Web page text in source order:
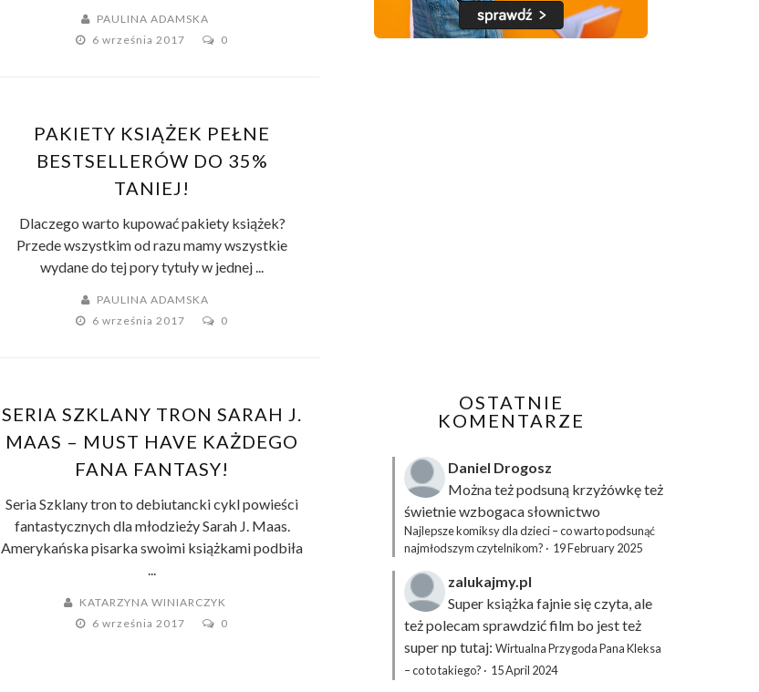
PAULINA ADAMSKA
6 września 2017
0
PAKIETY KSIĄŻEK PEŁNE
BESTSELLERÓW DO 35%
TANIEJ!
Dlaczego warto kupować pakiety książek?
Przede wszystkim od razu mamy wszystkie
wydane do tej pory tytuły w jednej ...
PAULINA ADAMSKA
6 września 2017
0
SERIA SZKLANY TRON SARAH J.
MAAS – MUST HAVE KAŻDEGO
FANA FANTASY!
Seria Szklany tron to debiutancki cykl powieści
fantastycznych dla młodzieży Sarah J. Maas.
Amerykańska pisarka swoimi książkami podbiła
...
KATARZYNA WINIARCZYK
6 września 2017
0
OSTATNIE
KOMENTARZE
Daniel Drogosz
Można też podsuną krzyżówkęteż
świetnie wzbogaca słownictwo
Najlepsze komiksy dla dzieci – co warto podsunąć
najmłodszym czytelnikom? · 19 February 2025
zalukajmy.pl
Super książka fajnie się czyta, ale
też polecam sprawdzić film bo jest też
super np tutaj: Wirtualna Przygoda Pana Kleksa
– co to takiego? · 15 April 2024